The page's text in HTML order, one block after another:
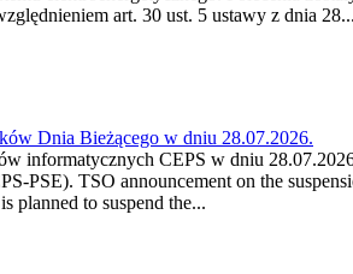
art. 30 ust. 5 ustawy z dnia 28...
Dnia Bieżącego w dniu 28.07.2026.
informatycznych CEPS w dniu
PSE). TSO announcement on the
planned to suspend the...